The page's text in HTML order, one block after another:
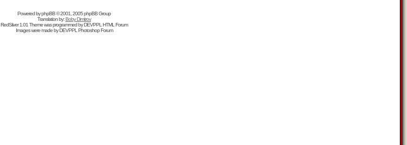
Powered byphpBB© 2001, 2005 phpBB Group
Translation by:Boby Dimitrov
RedSilver 1.01 Theme was programmed byDEVPPL HTML Forum
Images were made byDEVPPL Photoshop Forum